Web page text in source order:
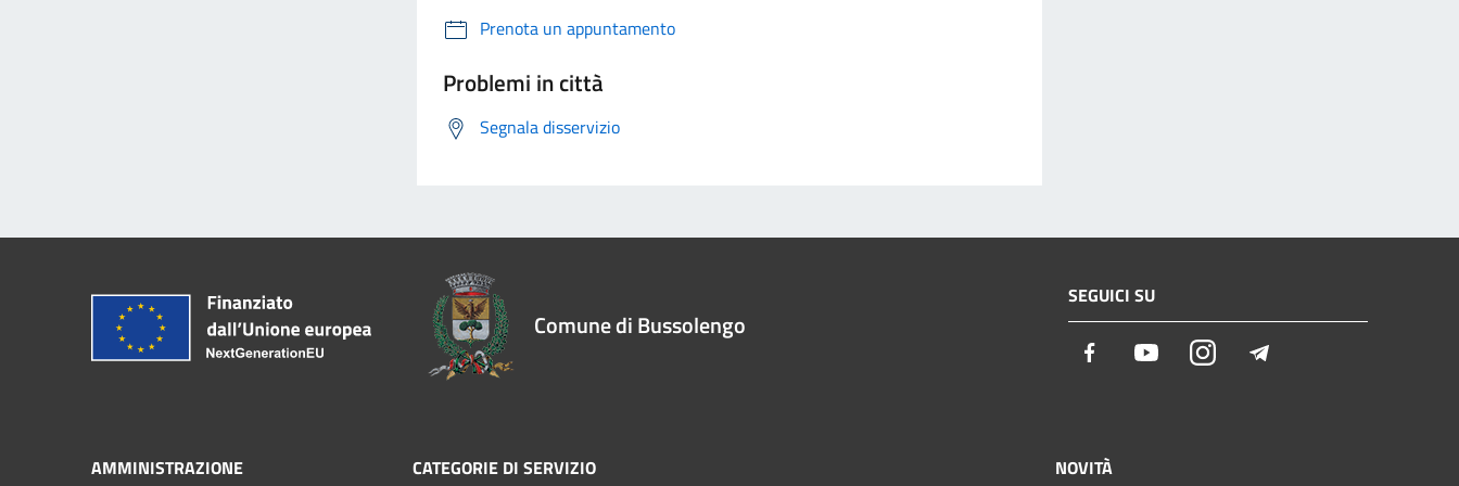
Prenota un appuntamento
Problemi in città
Segnala disservizio
Comune di Bussolengo
SEGUICI SU
Facebook YoutubeInstagram
AMMINISTRAZIONE CATEGORIE DI SERVIZIO NOVITÀ